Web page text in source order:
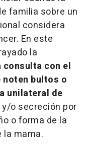
familia sobre un
considera
En este
la
consulta con el
bultos o
unilateral de
o secreción por
o forma de la
la mama.